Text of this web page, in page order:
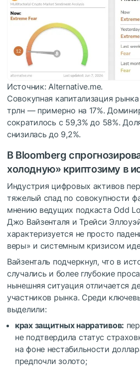
Источник: Alternative.me.
Совокупная капитализация
трлн — примерно на 17%.
сократилось с 59,3% до 58%.
снизилась до 9,2%.
В Bloomberg
холодную» криптозиму в
Индустрия цифровых активов
тяжелый спад по совокупности
мнению ведущих подкаста Odd
Джо Вайзенталя и Трейси
характеризуется не просто
веры» и системным кризисом
Вайзенталь подчеркнул, что в
случались и более глубокие
нынешняя ситуация отличается
участников рынка. Среди
выделили:
крах защитных нарративов:
не подтвердила статус
на фоне нестабильности
предпочли золото;